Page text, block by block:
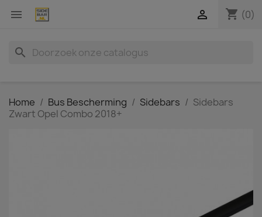
 shopping_cart (0)

search
Home Bus Bescherming Sidebars
Sidebars
Zwart Opel Combo 2018+